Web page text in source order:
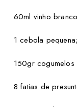
60ml vinho
1 cebola pequena;
150gr cogumelos
8 fatias de